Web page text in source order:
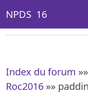
NPDS 16
Index du forum »»
Roc2016 »»